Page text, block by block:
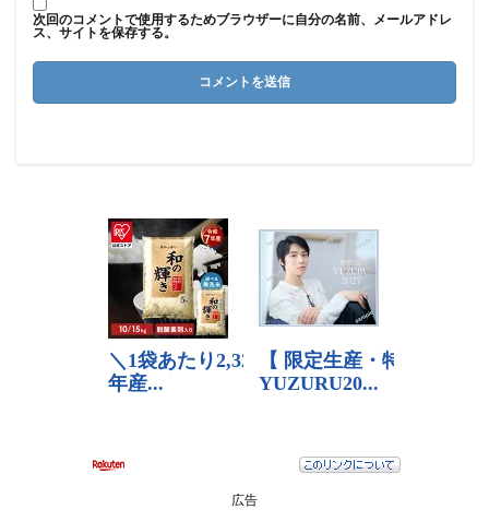
次回のコメントで使用するためブラウザーに自分の名前、メールアドレ
ス、サイトを保存する。
広告